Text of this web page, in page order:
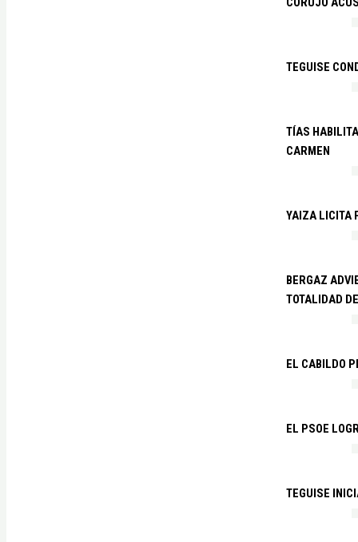
TEGUISE
TÍAS
CARMEN
YAIZA LICITA
BERGAZ
TOTALIDAD
EL CABILDO
EL PSOE
TEGUISE